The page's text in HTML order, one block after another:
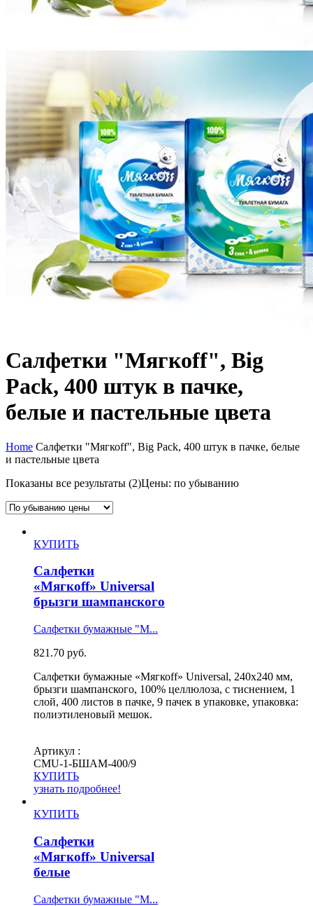
Салфетки "Мягкоff", Big
Pack, 400 штук в пачке,
белые и пастельные цвета
Home Салфетки "Мягкоff", Big Pack, 400 штук в пачке, белые
и пастельные цвета
Показаны все результаты (2)Цены: по убыванию
КУПИТЬ
Салфетки
«Мягкоff» Universal
брызги шампанского
Салфетки бумажные "М...
821.70 руб.
Салфетки бумажные «Мягкоff» Universal, 240х240 мм,
брызги шампанского, 100% целлюлоза, с тиснением, 1
слой, 400 листов в пачке, 9 пачек в упаковке, упаковка:
полиэтиленовый мешок.
Артикул :
СМU-1-БШАМ-400/9
КУПИТЬ
узнать подробнее!
КУПИТЬ
Салфетки
«Мягкоff» Universal
белые
Салфетки бумажные "М...